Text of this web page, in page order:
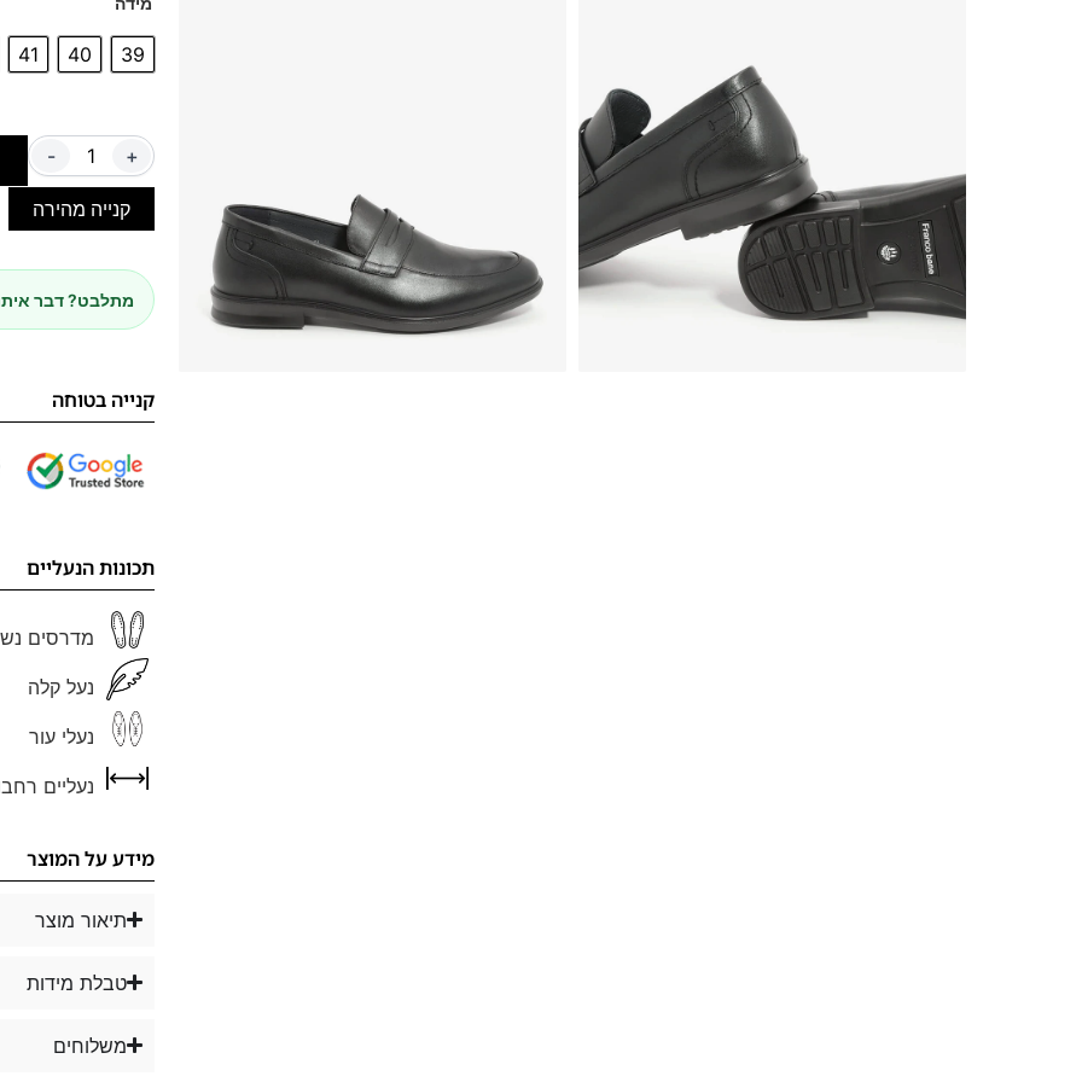
39
40
41
- +
קנייה מהירה
מתלבט? דבר
קנייה בטוחה
תכונות הנעליים
מדרסים
נעל קלה
נעלי עור
נעליים
מידע על המוצר
תיאור מוצר
טבלת מידות
משלוחים